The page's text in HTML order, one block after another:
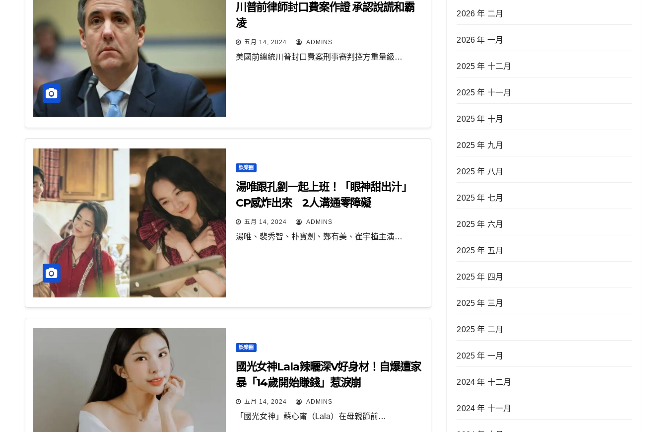
川普前律師封口費案作證 承認說謊和霸
凌
五月 14, 2024 ADMINS
美國前總統川普封口費案刑事審判控方重量級…
娛樂圈
湯唯跟孔劉一起上班！「眼神甜出汁」
CP感炸出來 2人溝通零障礙
五月 14, 2024 ADMINS
湯唯、裴秀智、朴寶劍、鄭有美、崔宇植主演…
娛樂圈
國光女神Lala辣曬深V好身材！自爆遭家
暴「14歲開始賺錢」惹淚崩
五月 14, 2024 ADMINS
「國光女神」蘇心甯（Lala）在母親節前…
2026 年 二月
2026 年 一月
2025 年 十二月
2025 年 十一月
2025 年 十月
2025 年 九月
2025 年 八月
2025 年 七月
2025 年 六月
2025 年 五月
2025 年 四月
2025 年 三月
2025 年 二月
2025 年 一月
2024 年 十二月
2024 年 十一月